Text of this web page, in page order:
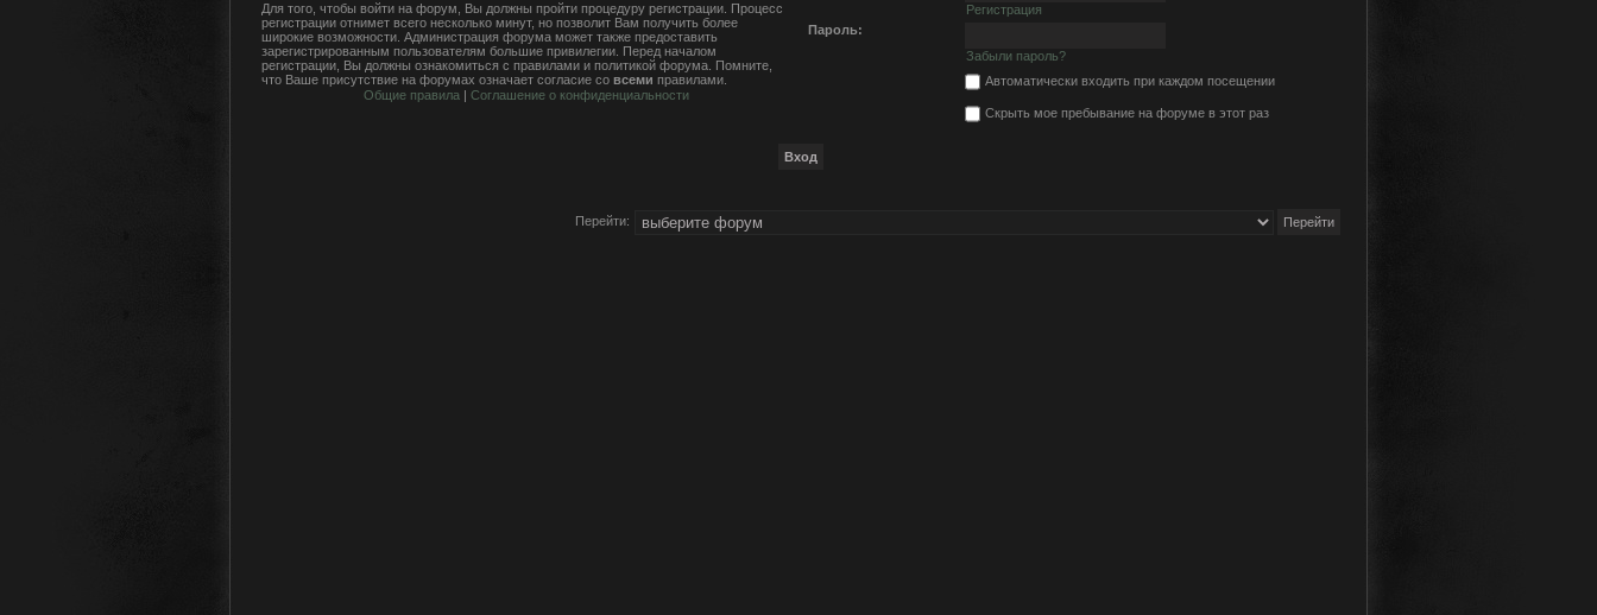
Для того, чтобы войти на форум, Вы должны пройти процедуру регистрации. Процесс
регистрации отнимет всего несколько минут, но позволит Вам получить более
широкие возможности. Администрация форума может также предоставить
зарегистрированным пользователям большие привилегии. Перед началом
регистрации, Вы должны ознакомиться с правилами и политикой форума. Помните,
что Ваше присутствие на форумах означает согласие со всеми правилами.
Общие правила | Соглашение о конфиденциальности
Регистрация
Пароль:
Забыли пароль?
Автоматически входить при каждом посещении
Скрыть мое пребывание на форуме в этот раз
Перейти: